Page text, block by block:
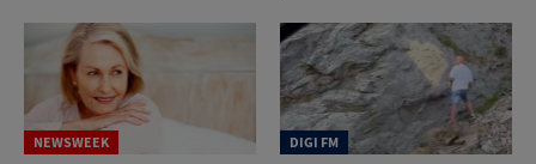
NEWSWEEK DIGI FM